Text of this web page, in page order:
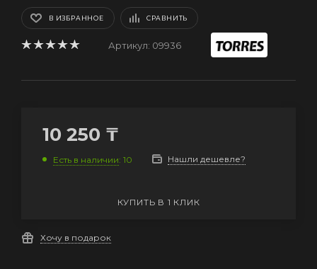
В ИЗБРАННОЕ СРАВНИТЬ
Артикул: 09936
10 250 ₸
Есть в наличии: 10 Нашли дешевле?
КУПИТЬ В 1 КЛИК
Хочу в подарок